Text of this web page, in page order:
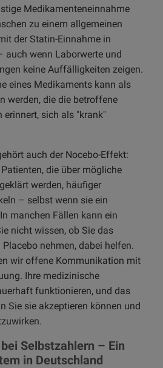
Medikamenteneinnahme
zu einem allgemeinen
der Statin-Einnahme in
auch wenn Laborwerte und
keine Auffälligkeiten zeigen.
eines Medikaments kann als
werden, die die betroffene
erinnert, sich als "krank"
auch der Nocebo-Effekt:
die über mögliche
werden, häufiger
– selbst wenn sie ein
manchen Fällen kann ein
nicht wissen, ob Sie das
nehmen, dabei helfen.
wir offene Kommunikation mit
Ihre medizinische
funktionieren, und das
Sie sie akzeptieren können und
Selbstzahlern – Ein
in Deutschland